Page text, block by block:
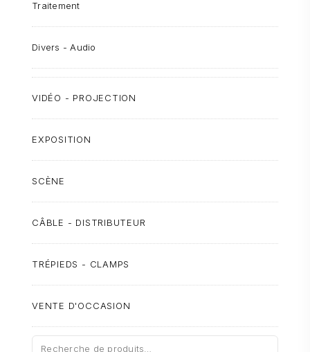
Traitement
Divers - Audio
VIDÉO - PROJECTION
EXPOSITION
SCÈNE
CÂBLE - DISTRIBUTEUR
TRÉPIEDS - CLAMPS
VENTE D'OCCASION
Recherche